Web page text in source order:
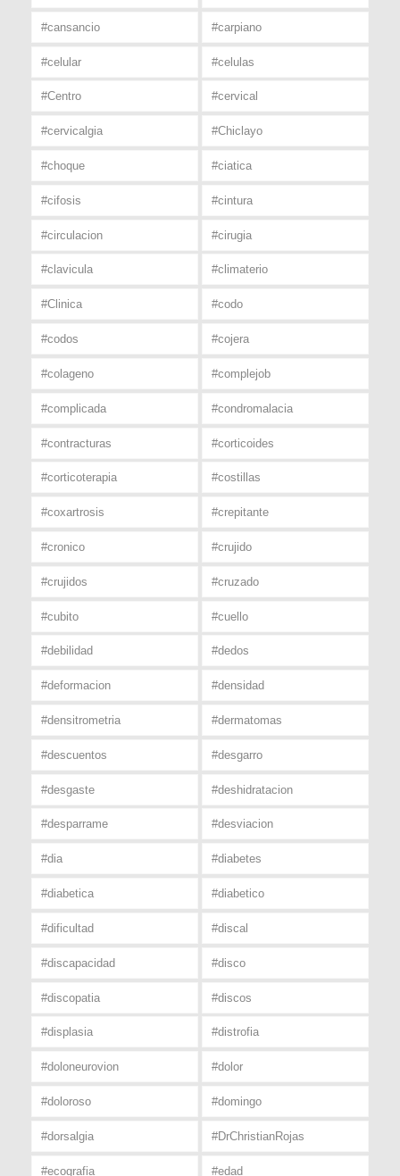
#cansancio #carpiano
#celular #celulas
#Centro #cervical
#cervicalgia #Chiclayo
#choque #ciatica
#cifosis #cintura
#circulacion #cirugia
#clavicula #climaterio
#Clinica #codo
#codos #cojera
#colageno #complejob
#complicada #condromalacia
#contracturas #corticoides
#corticoterapia #costillas
#coxartrosis #crepitante
#cronico #crujido
#crujidos #cruzado
#cubito #cuello
#debilidad #dedos
#deformacion #densidad
#densitrometria #dermatomas
#descuentos #desgarro
#desgaste #deshidratacion
#desparrame #desviacion
#dia #diabetes
#diabetica #diabetico
#dificultad #discal
#discapacidad #disco
#discopatia #discos
#displasia #distrofia
#doloneurovion #dolor
#doloroso #domingo
#dorsalgia #DrChristianRojas
#ecografia #edad